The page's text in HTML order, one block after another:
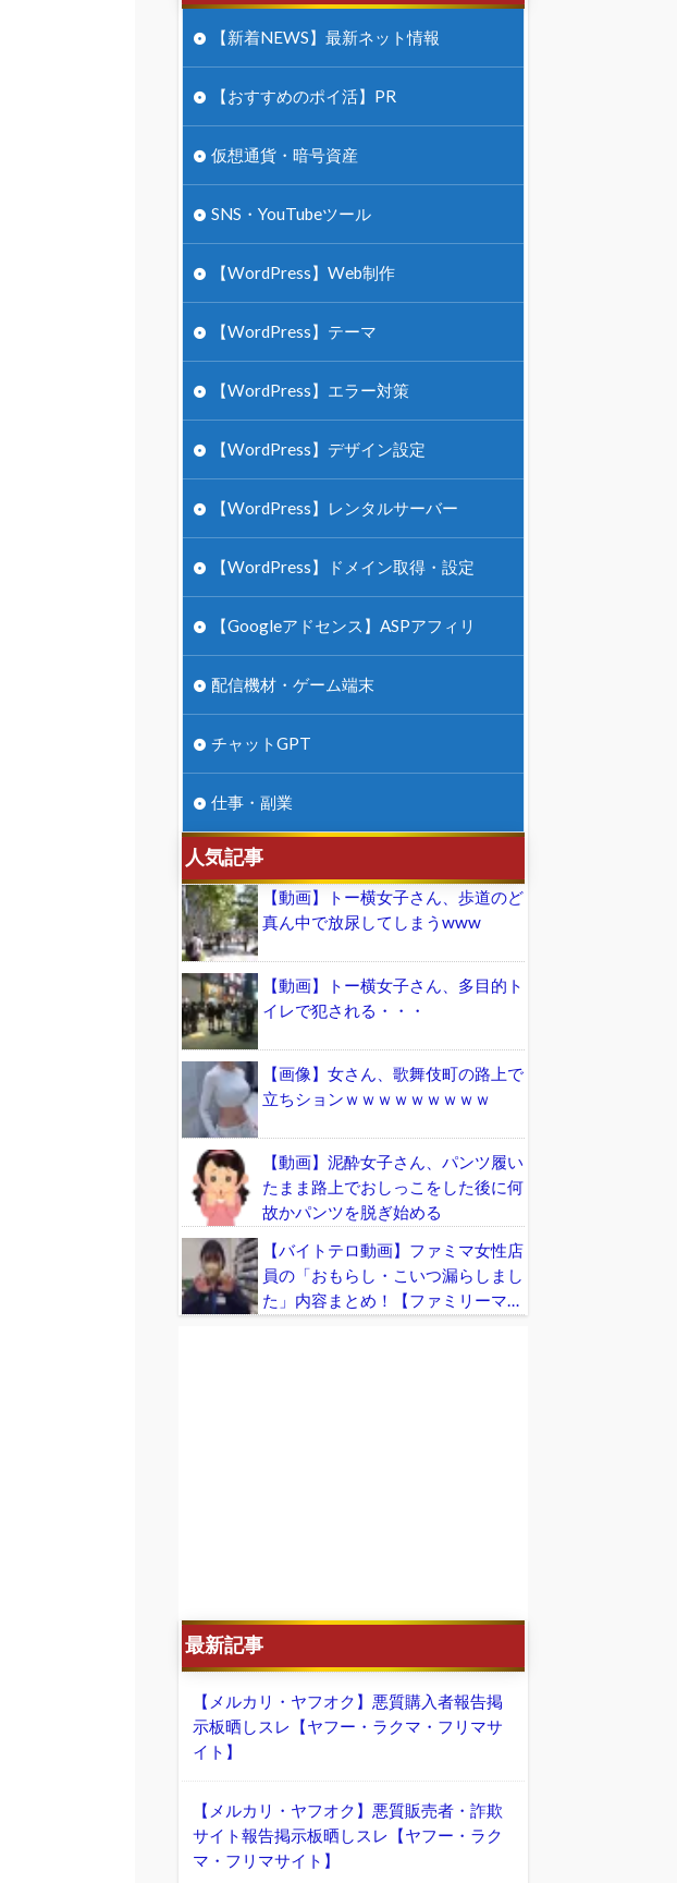
【新着NEWS】最新ネット情報
【おすすめのポイ活】PR
仮想通貨・暗号資産
SNS・YouTubeツール
【WordPress】Web制作
【WordPress】テーマ
【WordPress】エラー対策
【WordPress】デザイン設定
【WordPress】レンタルサーバー
【WordPress】ドメイン取得・設定
【Googleアドセンス】ASPアフィリ
配信機材・ゲーム端末
チャットGPT
仕事・副業
人気記事
【動画】トー横女子さん、歩道のど
真ん中で放尿してしまうwww
【動画】トー横女子さん、多目的ト
イレで犯される・・・
【画像】女さん、歌舞伎町の路上で
立ちションｗｗｗｗｗｗｗｗｗ
【動画】泥酔女子さん、パンツ履い
たまま路上でおしっこをした後に何
故かパンツを脱ぎ始める
【バイトテロ動画】ファミマ女性店
員の「おもらし・こいつ漏らしまし
た」内容まとめ！【ファミリーマー
最新記事
【メルカリ・ヤフオク】悪質購入者報告掲
示板晒しスレ【ヤフー・ラクマ・フリマサ
イト】
【メルカリ・ヤフオク】悪質販売者・詐欺
サイト報告掲示板晒しスレ【ヤフー・ラク
マ・フリマサイト】